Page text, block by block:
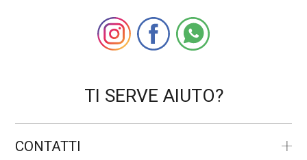
TI SERVE AIUTO?
CONTATTI